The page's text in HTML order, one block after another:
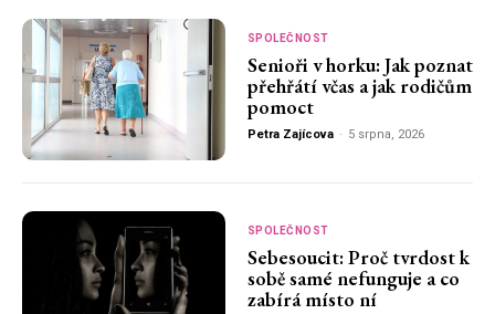
SPOLEČNOST
Senioři v horku: Jak poznat
přehřátí včas a jak rodičům
pomoct
Petra Zajícova - 5 srpna, 2026
SPOLEČNOST
Sebesoucit: Proč tvrdost k
sobě samé nefunguje a co
zabírá místo ní